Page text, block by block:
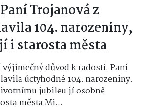
Paní Trojanová z
104. narozeniny,
i starosta města
důvod k radosti. Paní
úctyhodné 104. narozeniny.
jubileu jí osobně
města Mi...